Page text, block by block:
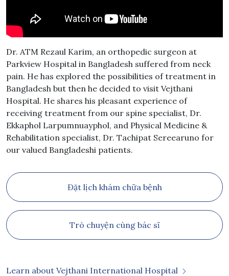
Dr. ATM Rezaul Karim, an orthopedic surgeon at
Parkview Hospital in Bangladesh suffered from neck
pain. He has explored the possibilities of treatment in
Bangladesh but then he decided to visit Vejthani
Hospital. He shares his pleasant experience of
receiving treatment from our spine specialist, Dr.
Ekkaphol Larpumnuayphol, and Physical Medicine &
Rehabilitation specialist, Dr. Tachipat Sereearuno for
our valued Bangladeshi patients.
Đặt lịch khám chữa bệnh
Trò chuyện cùng bác sĩ
Learn about Vejthani International Hospital